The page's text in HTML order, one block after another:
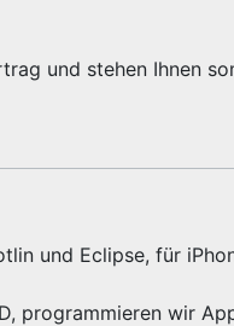
und stehen Ihnen
und Eclipse, für
programmieren wir